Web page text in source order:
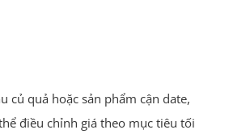
củ quả hoặc sản phẩm cận date,
điều chỉnh giá theo mục tiêu tối